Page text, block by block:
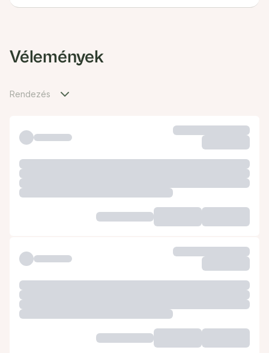
Vélemények
Rendezés